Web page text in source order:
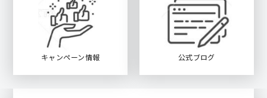
キャンペーン情報 公式ブログ